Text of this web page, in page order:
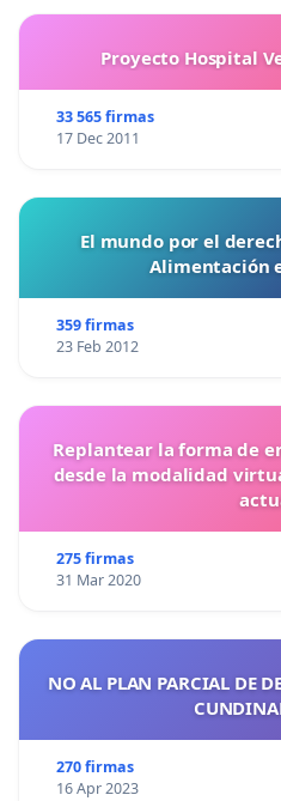
Proyecto Hospital
33 565 firmas
17 Dec 2011
El mundo por el
Alimentación
359 firmas
23 Feb 2012
Replantear la forma de
desde la modalidad
275 firmas
31 Mar 2020
NO AL PLAN PARCIAL DE
270 firmas
16 Apr 2023